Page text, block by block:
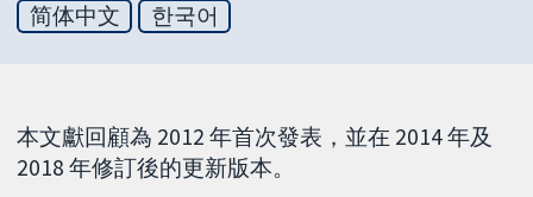
简体中文
한국어
本文獻回顧為 2012 年首次發表，並在 2014 年及
2018 年修訂後的更新版本。